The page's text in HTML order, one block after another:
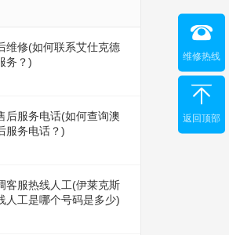
维修(如何联系艾仕克德
务？)
后服务电话(如何查询澳
服务电话？)
客服热线人工(伊莱克斯
人工是哪个号码是多少)
维修热线
返回顶部